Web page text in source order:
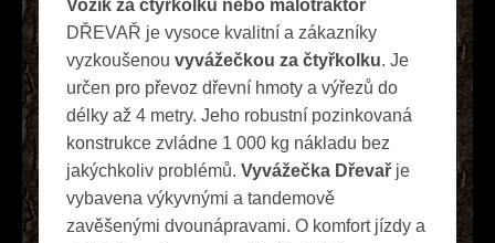
Vozík za čtyřkolku nebo malotraktor
DŘEVAŘ je vysoce kvalitní a zákazníky
vyzkoušenou vyvážečkou za čtyřkolku. Je
určen pro převoz dřevní hmoty a výřezů do
délky až 4 metry. Jeho robustní pozinkovaná
konstrukce zvládne 1 000 kg nákladu bez
jakýchkoliv problémů. Vyvážečka Dřevař je
vybavena výkyvnými a tandemově
zavěšenými dvounápravami. O komfort jízdy a